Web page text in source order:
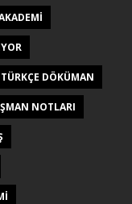
DÖKÜMAN
NOTLARI